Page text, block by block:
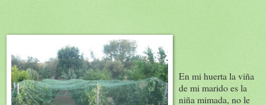
En mi huerta la viña
de mi marido es la
niña mimada, no le